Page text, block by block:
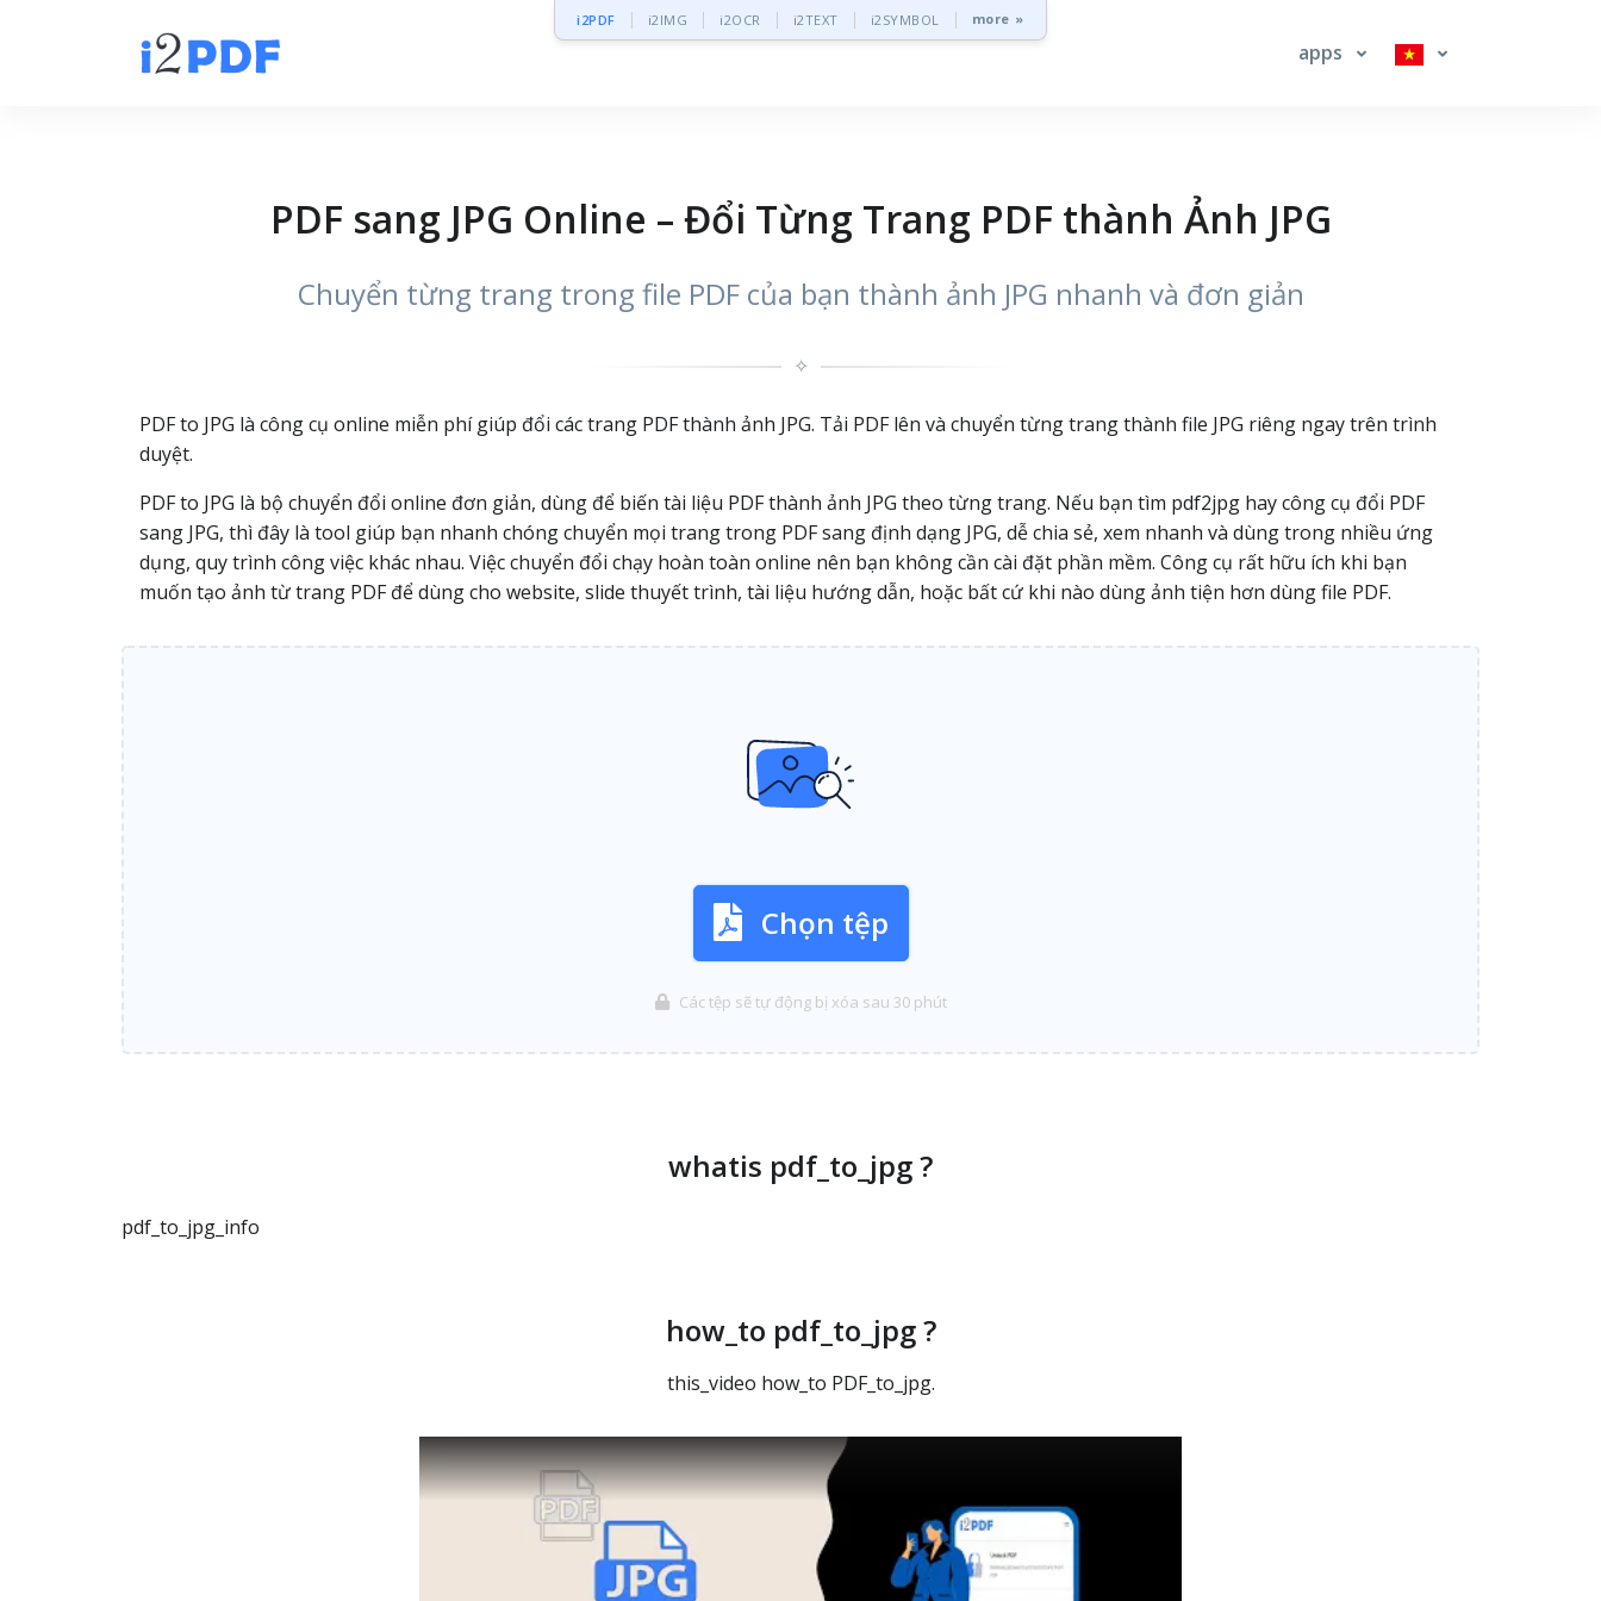
i2PDF i2IMG i2OCR i2TEXT i2SYMBOL more »
apps
PDF sang JPG Online – Đổi Từng Trang PDF thành Ảnh JPG
Chuyển từng trang trong file PDF của bạn thành ảnh JPG nhanh và đơn giản
✧
PDF to JPG là công cụ online miễn phí giúp đổi các trang PDF thành ảnh JPG. Tải PDF lên và chuyển từng trang thành file JPG riêng ngay trên trình
duyệt.
PDF to JPG là bộ chuyển đổi online đơn giản, dùng để biến tài liệu PDF thành ảnh JPG theo từng trang. Nếu bạn tìm pdf2jpg hay công cụ đổi PDF
sang JPG, thì đây là tool giúp bạn nhanh chóng chuyển mọi trang trong PDF sang định dạng JPG, dễ chia sẻ, xem nhanh và dùng trong nhiều ứng
dụng, quy trình công việc khác nhau. Việc chuyển đổi chạy hoàn toàn online nên bạn không cần cài đặt phần mềm. Công cụ rất hữu ích khi bạn
muốn tạo ảnh từ trang PDF để dùng cho website, slide thuyết trình, tài liệu hướng dẫn, hoặc bất cứ khi nào dùng ảnh tiện hơn dùng file PDF.
Chọn tệp
Các tệp sẽ tự động bị xóa sau 30 phút
whatis pdf_to_jpg ?
pdf_to_jpg_info
how_to pdf_to_jpg ?
this_video how_to PDF_to_jpg.